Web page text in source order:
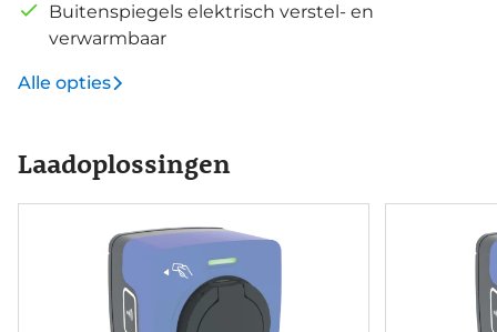
Buitenspiegels elektrisch verstel- en
verwarmbaar
Alle opties
Laadoplossingen